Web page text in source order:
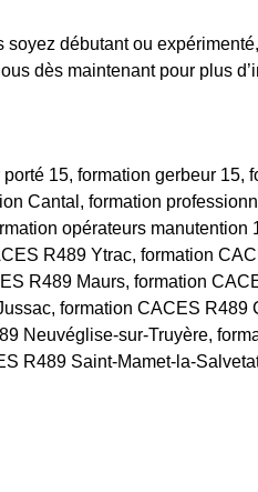
débutant ou
dès maintenant pour plus
15, formation gerbeur 15,
Cantal, formation
opérateurs manutention
R489 Ytrac, formation
R489 Maurs, formation
formation CACES R489
Neuvéglise-sur-Truyère,
R489 Saint-Mamet-la-